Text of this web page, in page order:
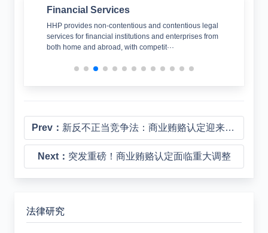
Financial Services
HHP provides non-contentious and contentious legal
services for financial institutions and enterprises from
both home and abroad, with competit···
Prev： 新反不正当竞争法：商业贿赂认定迎来重大突破
Next： 突发重磅！商业贿赂认定面临重大调整
法律研究